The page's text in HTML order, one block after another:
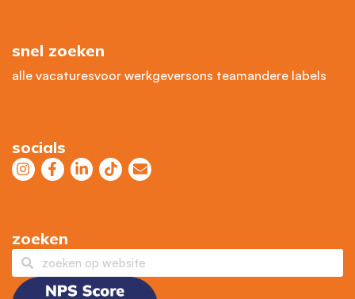
snel zoeken
alle vacaturesvoor werkgeversons teamandere labels
socials
zoeken